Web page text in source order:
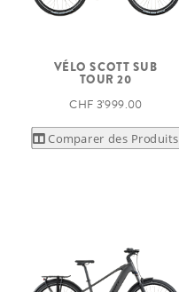
VÉLO SCOTT SUB
TOUR 20
CHF 3’999.00
Comparer des Produits